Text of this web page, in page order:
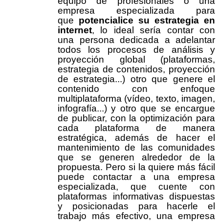
empresa especializada para
que potencialice su estrategia en
internet, lo ideal sería contar con
una persona dedicada a adelantar
todos los procesos de análisis y
proyección global (plataformas,
estrategia de contenidos, proyección
de estrategia...) otro que genere el
contenido con enfoque
multiplataforma (vídeo, texto, imagen,
infografía...) y otro que se encargue
de publicar, con la optimización para
cada plataforma de manera
estratégica, además de hacer el
mantenimiento de las comunidades
que se generen alrededor de la
propuesta. Pero si la quiere más fácil
puede contactar a una empresa
especializada, que cuente con
plataformas informativas dispuestas
y posicionadas para hacerle el
trabajo más efectivo, una empresa